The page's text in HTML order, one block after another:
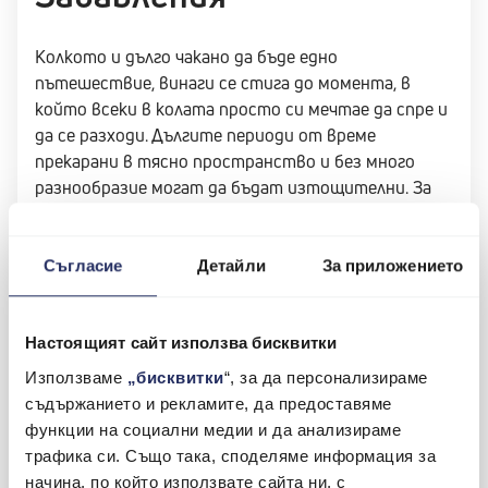
Съгласие Детайли За приложението
Настоящият сайт използва бисквитки
Използваме „бисквитки“, за да персонализираме
съдържанието и рекламите, да предоставяме
функции на социални медии и да анализираме
трафика си. Също така, споделяме информация за
начина, по който използвате сайта ни, с
Колкото и дълго чакано да бъде едно
пътешествие, винаги се стига до момента, в
който всеки в колата просто си мечтае да спре и
да се разходи. Дългите периоди от време
прекарани в тясно пространство и без много
разнообразие могат да бъдат изтощителни. За
Вариантите са много - слушане на музика,
слушане на аудио книги, пеене заедно с радиото.
път също не са малко - асоциации, I spy, 20
въпроса и какво ли още не. Всичко може да бъде
креативно и забавно, но не забравяй -
безопасността е на първо място, а шофьорът в
никакъв случай не трябва да бъде разсейван.